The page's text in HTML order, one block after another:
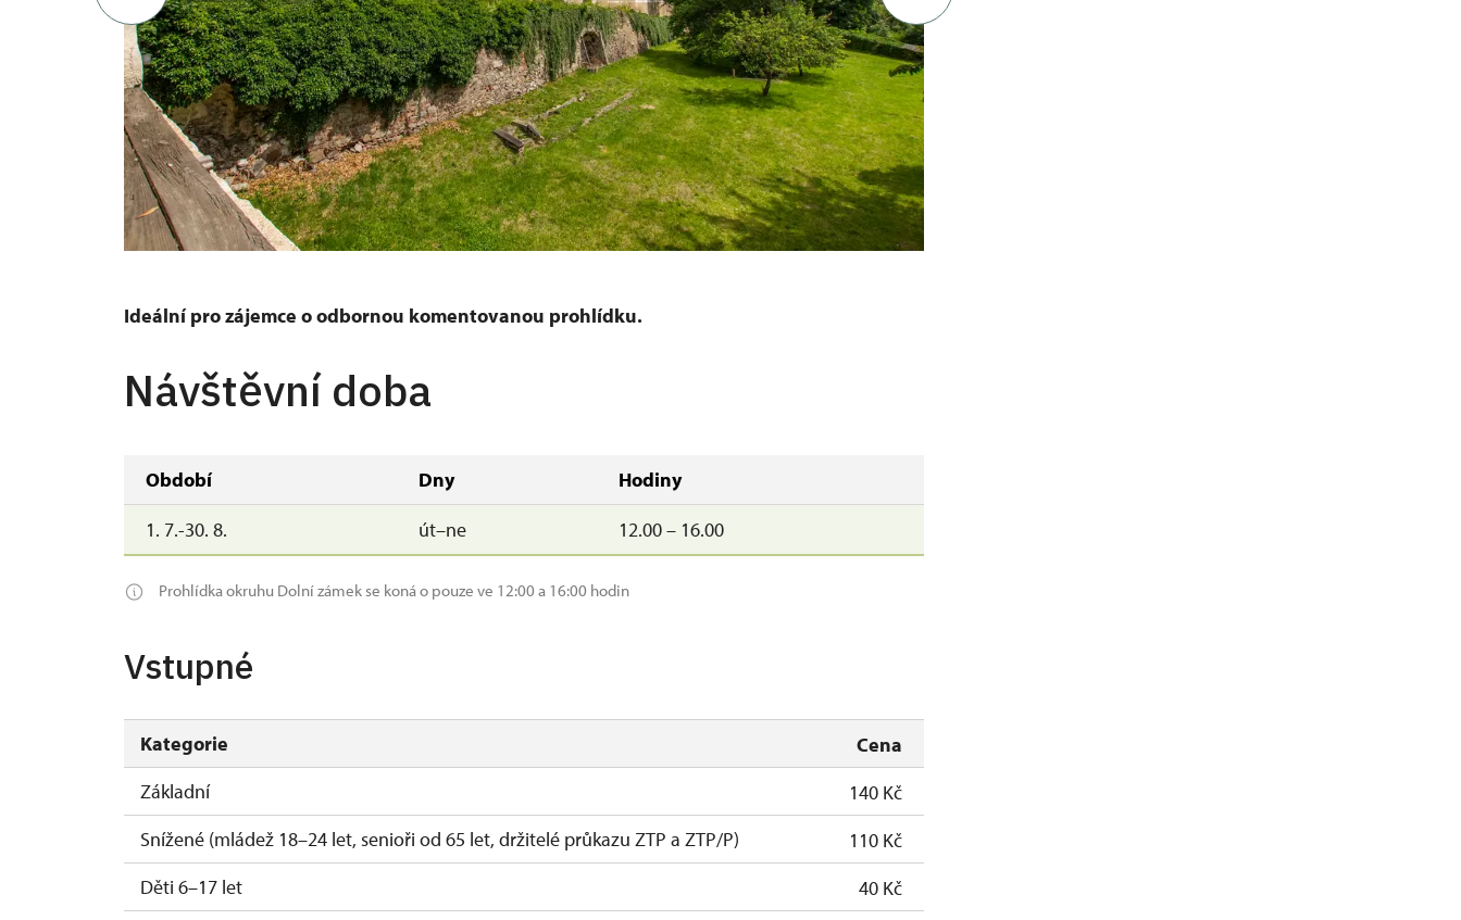
Ideální pro zájemce o odbornou komentovanou prohlídku.
Návštěvní doba
Období Dny
Hodiny
1. 7.-30. 8.
út–ne 12.00 – 16.00
Prohlídka okruhu Dolní zámek se koná o pouze ve 12:00 a 16:00 hodin
Vstupné
Kategorie
Cena
Základní
140 Kč
Snížené (mládež 18–24 let, senioři od 65 let, držitelé průkazu ZTP a ZTP/P)
110 Kč
Děti 6–17 let
40 Kč